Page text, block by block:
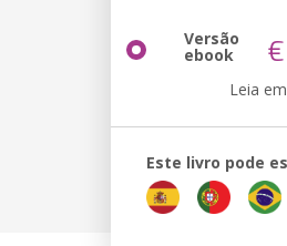
Versão
ebook
Leia
Este livro pode